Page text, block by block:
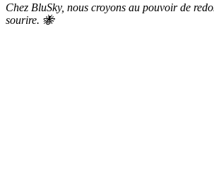
Chez BluSky, nous croyons au pouvoir de
sourire. 🐝